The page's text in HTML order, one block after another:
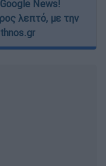
News!
λεπτό, με την